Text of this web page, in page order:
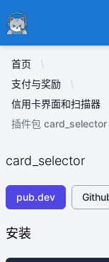
Ducafecat
首页
支付与奖励
信用卡界面和扫描器
插件包 card_selector
card_selector
pub.dev
安装